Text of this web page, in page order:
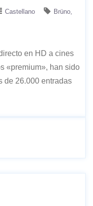
Castellano
Brüno
en HD a cines
«premium», han sido
de 26.000 entradas